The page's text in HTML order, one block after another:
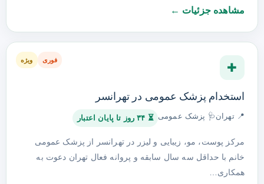
مشاهده جزئیات ←
فوری ویژه
✚
استخدام پزشک عمومی در تهرانسر
📍 تهران 🩺 پزشک عمومی ⏳ ۳۴ روز تا پایان اعتبار
مرکز پوست، مو، زیبایی و لیزر در تهرانسر از پزشک عمومی
خانم با حداقل سه سال سابقه و پروانه فعال تهران دعوت به
همکاری…